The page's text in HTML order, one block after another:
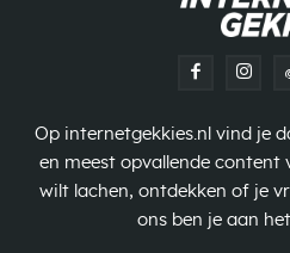
Op internetgekkies.nl vind je
en meest opvallende content
wilt lachen, ontdekken of je
ons ben je aan